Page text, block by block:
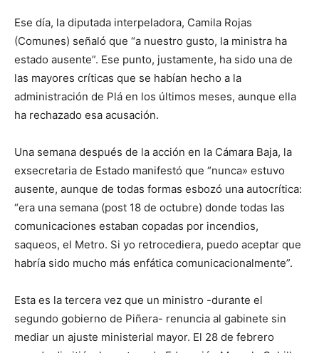
Ese día, la diputada interpeladora, Camila Rojas
(Comunes) señaló que “a nuestro gusto, la ministra ha
estado ausente”. Ese punto, justamente, ha sido una de
las mayores críticas que se habían hecho a la
administración de Plá en los últimos meses, aunque ella
ha rechazado esa acusación.
Una semana después de la acción en la Cámara Baja, la
exsecretaria de Estado manifestó que “nunca» estuvo
ausente, aunque de todas formas esbozó una autocrítica:
“era una semana (post 18 de octubre) donde todas las
comunicaciones estaban copadas por incendios,
saqueos, el Metro. Si yo retrocediera, puedo aceptar que
habría sido mucho más enfática comunicacionalmente”.
Esta es la tercera vez que un ministro -durante el
segundo gobierno de Piñera- renuncia al gabinete sin
mediar un ajuste ministerial mayor. El 28 de febrero